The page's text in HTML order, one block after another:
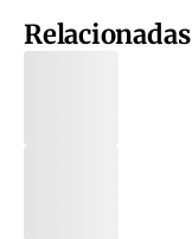
Relacionadas